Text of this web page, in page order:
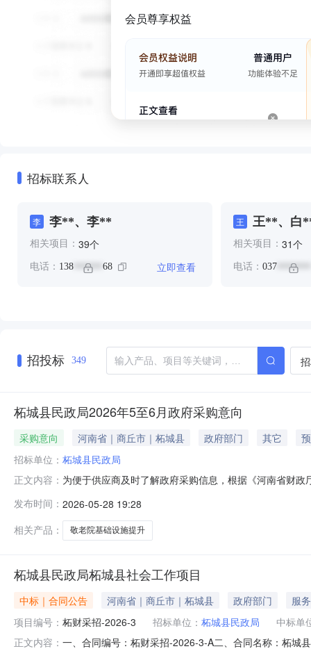
会员尊享权益
招标联系人
李 李**、李**
相关项目： 39个
电话： 138 ****** 68 立即查看
王 王**、白
相关项目： 31个
电话： 037 *******
招投标 349
柘城县民政局2026年5至6月政府采购意向
采购意向 河南省｜商丘市｜柘城县 政府部门 其它
招标单位： 柘城县民政局
正文内容： 为便于供应商及时了解政府采购信息，根据《河南省财
施提升项目）项目对中心敬老院基础设施提升（包括门
采购公告和采购文件为准。柘
发布时间： 2026-05-28 19:28
相关产品：
敬老院基础设施提升
柘城县民政局柘城县社会工作项目
中标｜合同公告 河南省｜商丘市｜柘城县 政府部门
服务
项目编号： 柘财采招-2026-3 招标单位： 柘城县民政局
中标单
正文内容： 一、合同编号：柘财采招-2026-3-A二、合同名称：柘城